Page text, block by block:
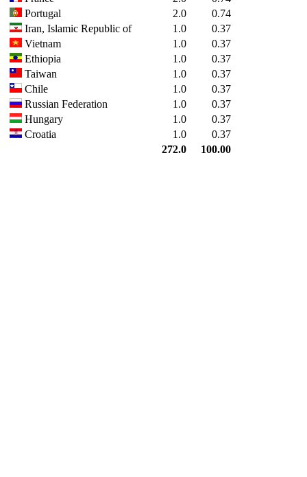
Portugal
2.0
0.74
Iran, Islamic Republic of
1.0
0.37
Vietnam
1.0
0.37
Ethiopia
1.0
0.37
Taiwan
1.0
0.37
Chile
1.0
0.37
Russian Federation
1.0
0.37
Hungary
1.0
0.37
Croatia
1.0
0.37
272.0
100.00